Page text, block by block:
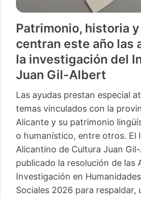
Patrimonio, historia
centran este año las
la investigación del
Juan Gil-Albert
Las ayudas prestan especial
temas vinculados con la
Alicante y su patrimonio
o humanístico, entre otros. El
Alicantino de Cultura Juan
publicado la resolución de las
Investigación en
Sociales 2026 para respaldar,